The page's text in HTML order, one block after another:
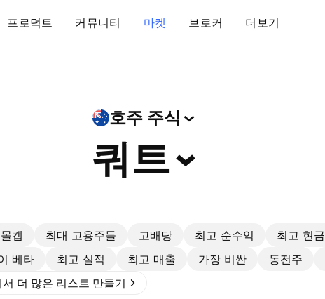
프로덕트 커뮤니티 마켓 브로커 더보기
호주 주식
쿼트
캡 최대 고용주들 고배당 최고 순수익 최고 현금
베타 최고 실적 최고 매출 가장 비싼 동전주
더 많은 리스트 만들기